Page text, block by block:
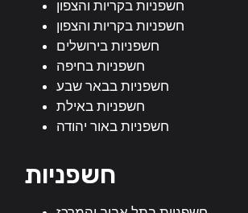
חשפניות בקריות והצפון
חשפניות בקריות והצפון
חשפניות בירושלים
חשפניות בחיפה
חשפניות בבאר שבע
חשפניות באילת
חשפניות באור יהודה
חשפניות